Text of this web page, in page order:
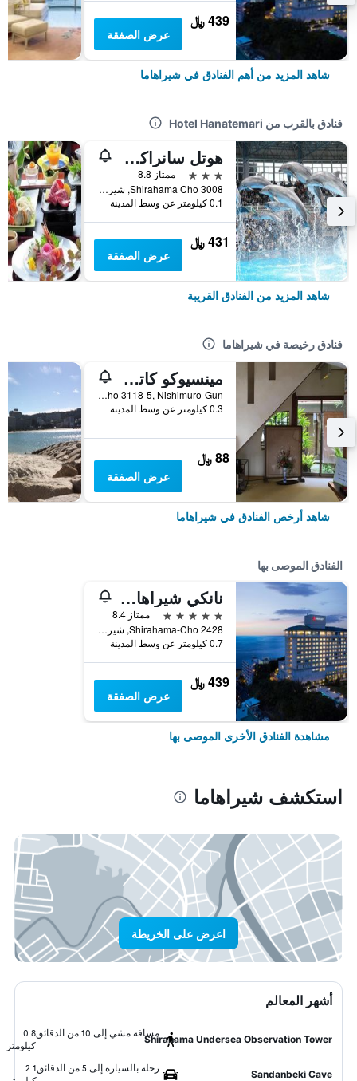
439 ﷼
عرض الصفقة
شاهد المزيد من أهم الفنادق في شيراهاما
فنادق بالقرب من Hotel Hanatemari
هوتل سانراكوسو
3 نجوم
ممتاز 8.8
3008 Shirahama Cho, شيراهاما, اليابان
0.1 كيلومتر عن وسط المدينة
431 ﷼
عرض الصفقة
شاهد المزيد من الفنادق القريبة
فنادق رخيصة في شيراهاما
مينسيوكو كاتسويا
Shirahama Cho 3118-5, Nishimuro-Gun, شيراهاما, اليابان
0.3 كيلومتر عن وسط المدينة
88 ﷼
عرض الصفقة
شاهد أرخص الفنادق في شيراهاما
الفنادق الموصى بها
نانكي شيراهاما ماريوت هوتل
5 نجوم
ممتاز 8.4
2428 Shirahama-Cho, شيراهاما, اليابان
0.7 كيلومتر عن وسط المدينة
439 ﷼
عرض الصفقة
مشاهدة الفنادق الأخرى الموصى بها
استكشف شيراهاما
اعرض على الخريطة
أشهر المعالم
Shirahama Undersea Observation Tower
مسافة مشي إلى 10 من الدقائق
0.8
كيلومتر
Sandanbeki Cave
رحلة بالسيارة إلى 5 من الدقائق
2.1